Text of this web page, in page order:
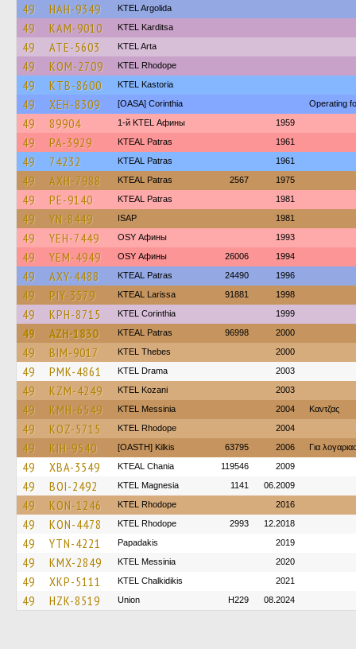
49 HAH-9349 KTEL Argolida
49 KAM-9010 ΚΤΕL Karditsa
49 ATE-5603 KTEL Arta
49 KOM-2709 KTEL Rhodope
49 KTB-8600 KTEL Kastoria
49 XEH-8309 [OASA] Corinthia Operating
49 89904 1-й KTEL Афины 1959
49 PA-3929 KTEAL Patras 1961
49 74232 KTEAL Patras 1961
49 AXH-7988 KTEAL Patras 2567 1975
49 PE-9140 KTEAL Patras 1981
49 YN-8449 ISAP 1981
49 YEH-7449 OSY Афины 1993
49 YEM-4949 OSY Афины 26006 1994
49 AXY-4488 KTEAL Patras 24490 1996
49 PIY-3579 KTEAL Larissa 91881 1998
49 KPH-8715 KTEL Corinthia 1999
49 AZH-1830 KTEAL Patras 96998 2000
49 BIM-9017 KTEL Thebes 2000
49 PMK-4861 KTEL Drama 2003
49 KZM-4249 ΚΤΕL Kozani 2003
49 KMH-6549 KTEL Messinia 2004 Καντζας
49 KOZ-5715 KTEL Rhodope 2004
49 KIH-9540 [OASTH] Kilkis 63795 2006 Για
49 XBA-3549 KTEAL Chania 119546 2009
49 BOI-2492 ΚΤΕL Magnesia 1141 06.2009
49 KON-1246 KTEL Rhodope 2016
49 KON-4478 KTEL Rhodope 2993 12.2018
49 YTN-4221 Papadakis 2019
49 KMX-2849 KTEL Messinia 2020
49 XKP-5111 ΚΤΕL Chalkidikis 2021
49 HZK-8519 Union H229 08.2024